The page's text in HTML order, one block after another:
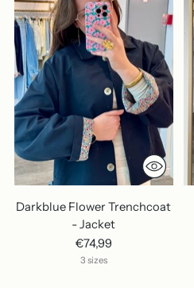
Darkblue Flower Trenchcoat
- Jacket
€74,99
3 sizes